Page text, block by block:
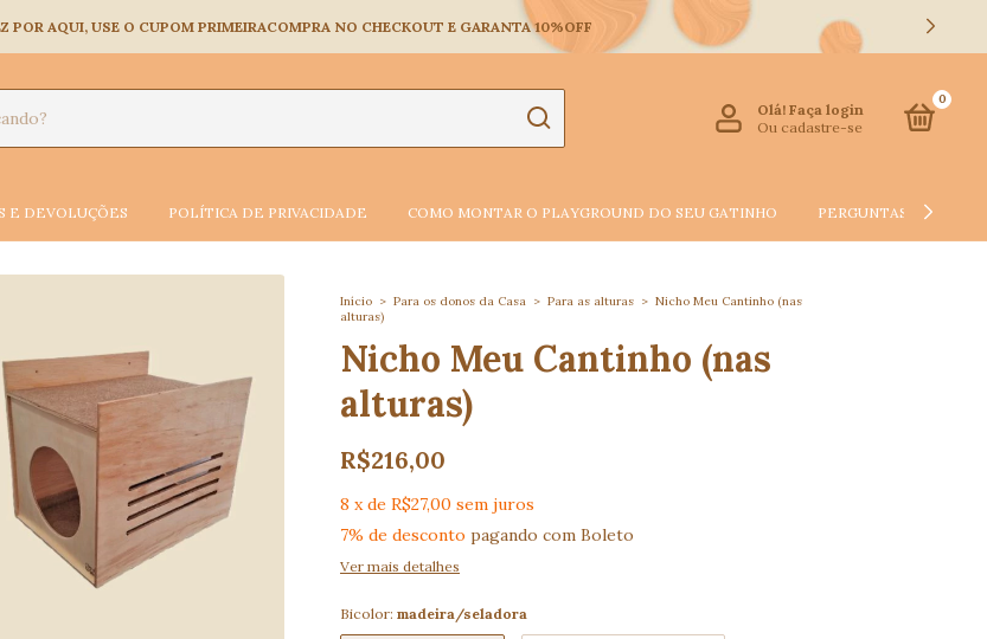
POR AQUI, USE O CUPOM PRIMEIRACOMPRA NO CHECKOUT E GARANTA 10%OFF
Olá! Faça login
Ou cadastre-se
0
E DEVOLUÇÕES POLÍTICA DE PRIVACIDADE COMO MONTAR O PLAYGROUND DO SEU GATINHO PERGUNTAS
Início > Para os donos da Casa > Para as alturas > Nicho Meu Cantinho (nas
alturas)
Nicho Meu Cantinho (nas
alturas)
R$216,00
8 xde R$27,00 sem juros
7% de desconto pagando com Boleto
Ver mais detalhes
Bicolor: madeira/seladora